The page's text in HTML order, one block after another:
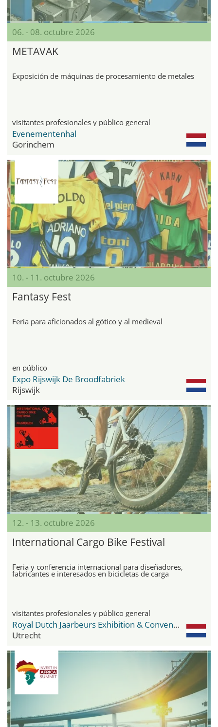
06. - 08. octubre 2026
METAVAK
Exposición de máquinas de procesamiento de metales
visitantes profesionales y público general
Evenementenhal
Gorinchem
10. - 11. octubre 2026
Fantasy Fest
Feria para aficionados al gótico y al medieval
en público
Expo Rijswijk De Broodfabriek
Rijswijk
12. - 13. octubre 2026
International Cargo Bike Festival
Feria y conferencia internacional para diseñadores,
fabricantes e interesados en bicicletas de carga
visitantes profesionales y público general
Royal Dutch Jaarbeurs Exhibition & Convention Centre
Utrecht